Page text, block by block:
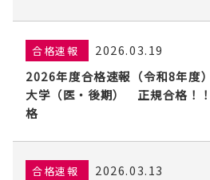
合格速報
2026.03.19
2026年度合格速報（令和8年度
大学（医・後期） 正規合格！
格
合格速報
2026.03.13